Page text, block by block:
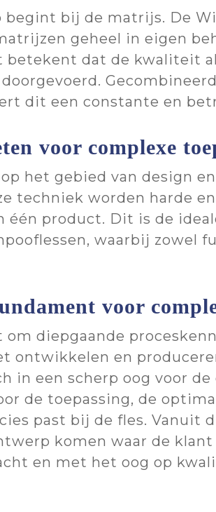
bij de matrijs. De
geheel in eigen
betekent dat de kwaliteit
dit een constante en
voor complexe
het gebied van design
techniek worden harde
product. Dit is de
waarbij zowel
voor
diepgaande
ontwikkelen en
in een scherp oog voor
de toepassing, de
past bij de fles. Vanuit
komen waar de
en met het oog op